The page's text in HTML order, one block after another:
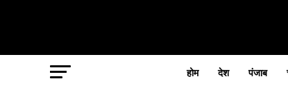
होम देश पंजाब